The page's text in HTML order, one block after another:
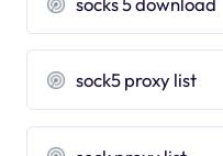
sock5 proxy list